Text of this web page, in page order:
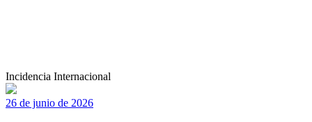
Incidencia Internacional
26 de junio de 2026